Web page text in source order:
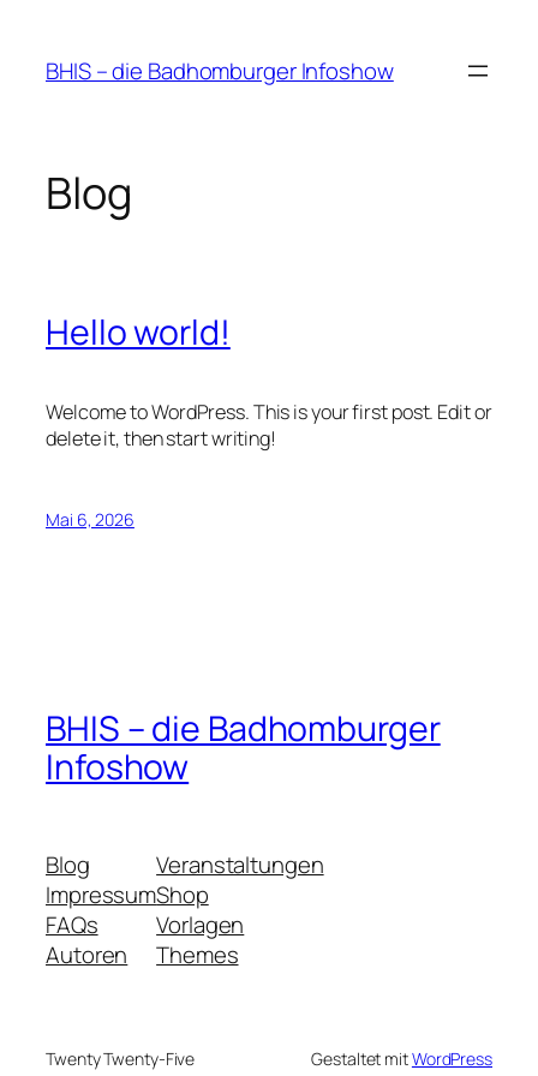
springen
BHIS – die Badhomburger Infoshow
Blog
Hello world!
Welcome to WordPress. This is your first post. Edit or
delete it, then start writing!
Mai 6, 2026
BHIS – die Badhomburger
Infoshow
Blog
Impressum
FAQs
Autoren
Veranstaltungen
Shop
Vorlagen
Themes
Twenty Twenty-Five Gestaltet mitWordPress